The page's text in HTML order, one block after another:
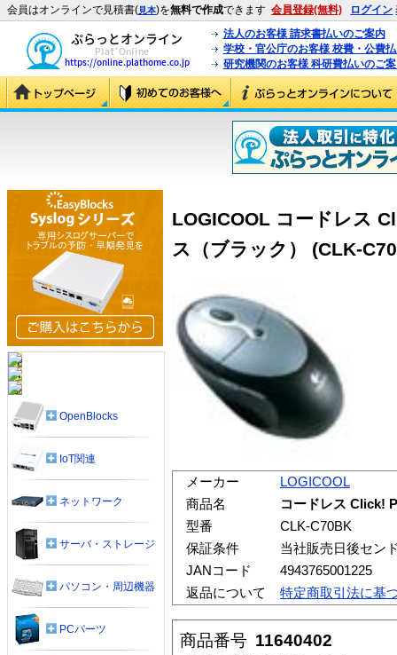
会員はオンラインで見積書(見本)を無料で作成できます 会員登録(無料) ログイン
法人のお客様 請求書払いのご案内
学校・官公庁のお客様 校費・公費
研究機関のお客様 科研費払いのご
LOGICOOL コードレス
ス（ブラック） (CLK-
メーカー
LOGICOOL
商品名
コードレス Click!
型番
CLK-C70BK
保証条件
当社販売日後セン
JANコード
4943765001225
返品について
特定商取引法に基
商品番号 11640402
OpenBlocks
IoT関連
ネットワーク
サーバ・ストレージ
パソコン・周辺機器
PCパーツ